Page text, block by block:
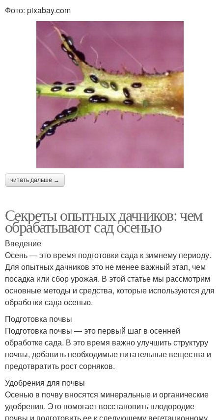
Фото: pixabay.com
читать дальше →
Секреты опытных дачников: чем
обрабатывают сад осенью
Введение
Осень — это время подготовки сада к зимнему периоду.
Для опытных дачников это не менее важный этап, чем
посадка или сбор урожая. В этой статье мы рассмотрим
основные методы и средства, которые используются для
обработки сада осенью.
Подготовка почвы
Подготовка почвы — это первый шаг в осенней
обработке сада. В это время важно улучшить структуру
почвы, добавить необходимые питательные вещества и
предотвратить рост сорняков.
Удобрения для почвы
Осенью в почву вносятся минеральные и органические
удобрения. Это помогает восстановить плодородие